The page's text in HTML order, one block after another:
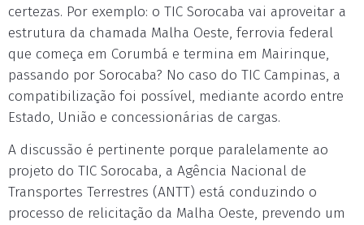
certezas. Por exemplo: o TIC Sorocaba vai aproveitar a
estrutura da chamada Malha Oeste, ferrovia federal
que começa em Corumbá e termina em Mairinque,
passando por Sorocaba? No caso do TIC Campinas, a
compatibilização foi possível, mediante acordo entre
Estado, União e concessionárias de cargas.
A discussão é pertinente porque paralelamente ao
projeto do TIC Sorocaba, a Agência Nacional de
Transportes Terrestres (ANTT) está conduzindo o
processo de relicitação da Malha Oeste, prevendo um